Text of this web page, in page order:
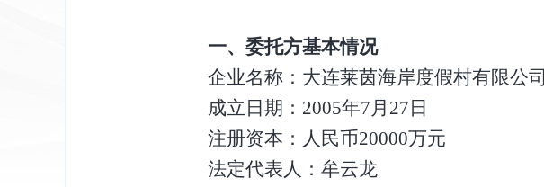
一、委托方基本情况
企业名称：大连莱茵海岸度假村有限公司
成立日期： 2005年7月27日
注册资本：人民币20000万元
法定代表人：牟云龙